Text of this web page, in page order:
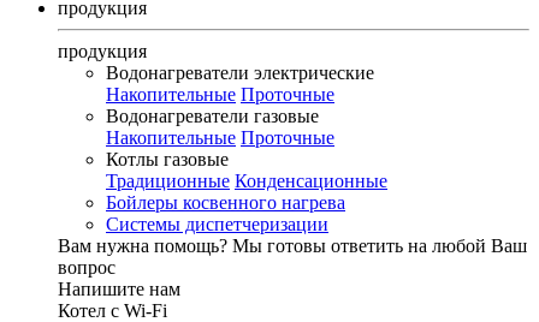
продукция
продукция
Водонагреватели электрические
Накопительные Проточные
Водонагреватели газовые
Накопительные Проточные
Котлы газовые
Традиционные Конденсационные
Бойлеры косвенного нагрева
Системы диспетчеризации
Вам нужна помощь? Мы готовы ответить на любой Ваш
вопрос
Напишите нам
Котел с Wi-Fi